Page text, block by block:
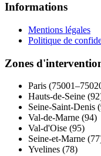
Informations
Mentions légales
Politique de
Zones
Paris
Hauts-de-Seine
Seine-Saint-Denis
Val-de-Marne (94)
Val-d'Oise (95)
Seine-et-Marne
Yvelines (78)